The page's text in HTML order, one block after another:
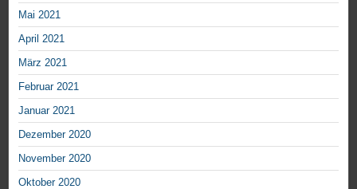
Mai 2021
April 2021
März 2021
Februar 2021
Januar 2021
Dezember 2020
November 2020
Oktober 2020